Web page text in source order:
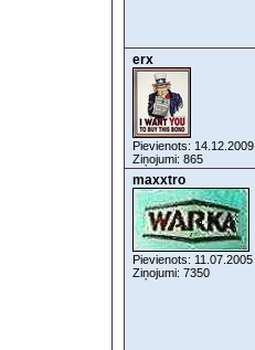
erx
Pievienots: 14.12.2009
Ziņojumi: 865
maxxtro
Pievienots: 11.07.2005
Ziņojumi: 7350